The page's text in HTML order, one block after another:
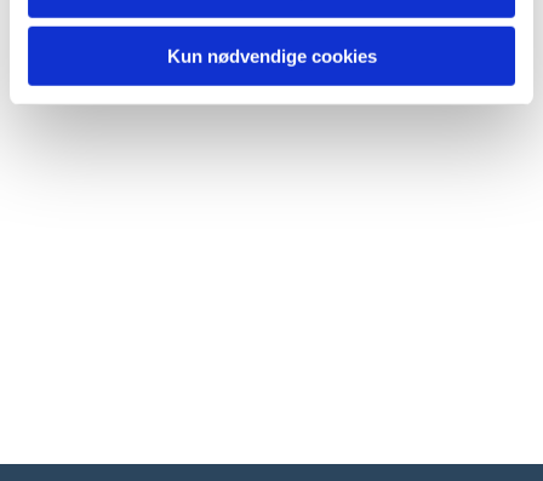
Kun nødvendige cookies